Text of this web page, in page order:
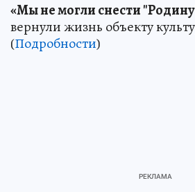
«Мы не могли снести
вернули жизнь объекту
(Подробности)